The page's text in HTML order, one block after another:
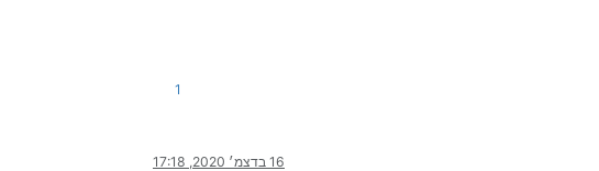
1
16 בדצמ׳ 2020, 17:18